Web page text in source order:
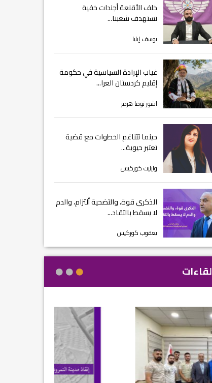
خلف الأقنعة أجندات خفية
تستهدف شعبنا...
يوسف إيليا
غياب الإرادة السياسية في حكومة
إقليم كردستان العرا...
اشور توما هرمز
حينما تتناغم الخطوات مع قضية
تعتبر حيوية...
وايليت كوركيس
الذكرى قوة، والتضحية ألتزام، والدم
لا يسقط بالتقاد...
يعقوب كوركيس
لقاءات